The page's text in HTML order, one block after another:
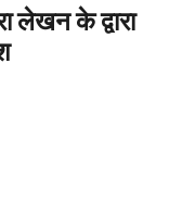
लेखन के द्वारा